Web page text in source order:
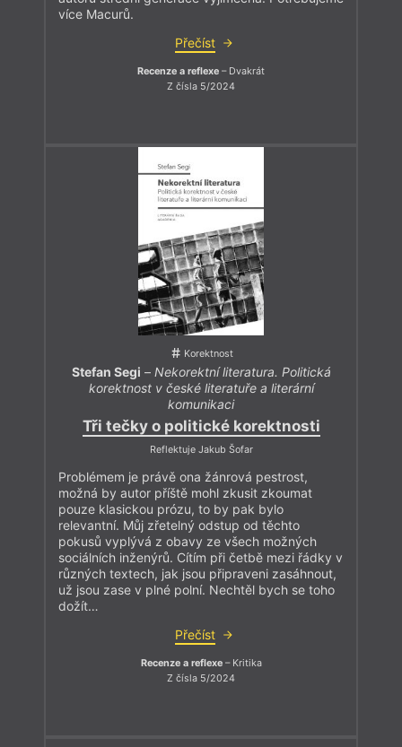
více Macurů.
Přečíst
Recenze a reflexe – Dvakrát
Z čísla 5/2024
Korektnost
Stefan Segi – Nekorektní literatura. Politická
korektnost v české literatuře a literární
komunikaci
Tři tečky o politické korektnosti
Reflektuje Jakub Šofar
Problémem je právě ona žánrová pestrost,
možná by autor příště mohl zkusit zkoumat
pouze klasickou prózu, to by pak bylo
relevantní. Můj zřetelný odstup od těchto
pokusů vyplývá z obavy ze všech možných
sociálních inženýrů. Cítím při četbě mezi řádky v
různých textech, jak jsou připraveni zasáhnout,
už jsou zase v plné polní. Nechtěl bych se toho
dožít…
Přečíst
Recenze a reflexe– Kritika
Z čísla 5/2024